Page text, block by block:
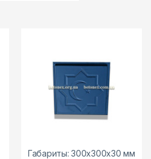
Габариты: 300х300х30 мм